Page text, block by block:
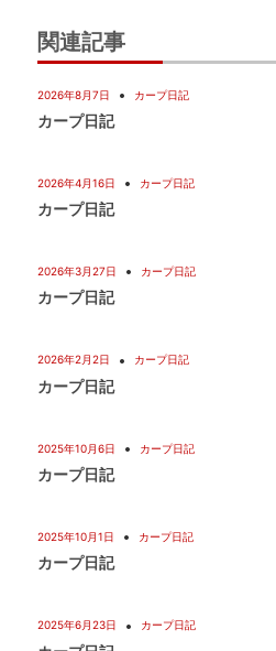
シ
ョ
関連記事
2026年8月7日 カープ日記
カープ日記
2026年4月16日 カープ日記
カープ日記
2026年3月27日 カープ日記
カープ日記
2026年2月2日 カープ日記
カープ日記
2025年10月6日 カープ日記
カープ日記
2025年10月1日 カープ日記
カープ日記
2025年6月23日 カープ日記